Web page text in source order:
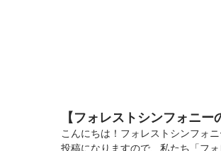
【フォレストシンフォニ
こんにちは！フォレストシンフォ
投稿になりますので、私たち「フ